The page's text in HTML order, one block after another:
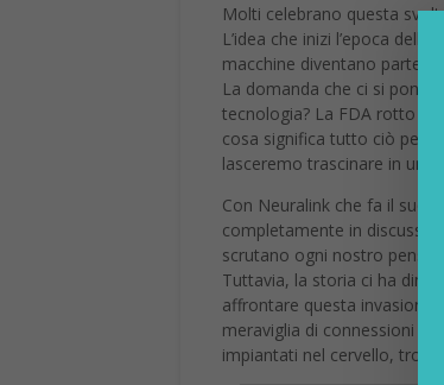
Molti celebrano questa
L’idea che inizi l’epoca
macchine diventano parte
La domanda che ci si pone
tecnologia? La FDA rotto gli
cosa significa tutto ciò per
lasceremo trascinare in un
Con Neuralink che fa il suo
completamente in
scrutano ogni nostro
Tuttavia, la storia ci ha
affrontare questa invasione
meraviglia di connessioni
impiantati nel cervello,